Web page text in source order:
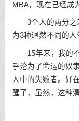
MBA，现在已经成
3个人的两分之
为3种迥然不同的人
15年来，我的不
乎沦为了命运的奴
人中的失败者。好
醒了，虽然，这种